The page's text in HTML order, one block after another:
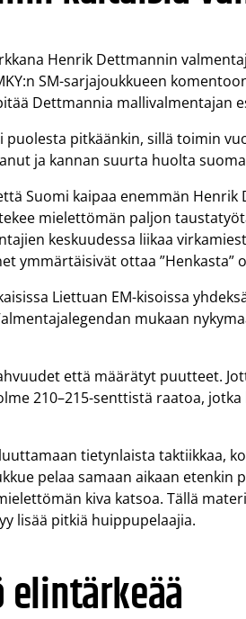
Henrik Dettmannin
SM-sarjajoukkueen
Dettmannia mallivalmentajan
puolesta pitkäänkin, sillä toimin
ja kannan suurta huolta
Suomi kaipaa enemmän
mielettömän paljon
keskuudessa liikaa
ymmärtäisivät ottaa ”Henkasta”
Liettuan EM-kisoissa
mukaan
että määrätyt puutteet.
210–215-senttistä raatoa,
tietynlaista taktiikkaa,
pelaa samaan aikaan etenkin
kiva katsoa. Tällä
lisää pitkiä huippupelaajia.